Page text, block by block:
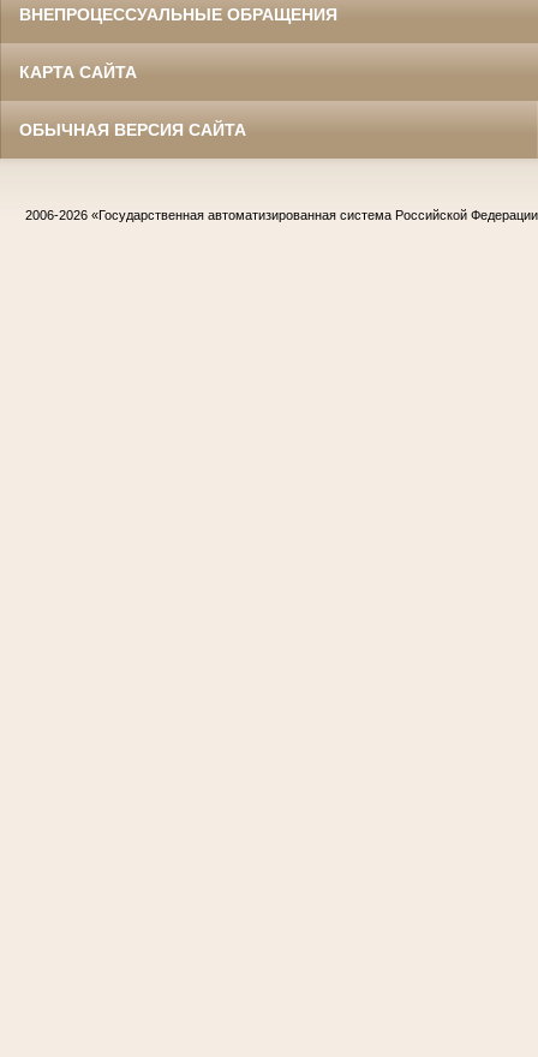
ВНЕПРОЦЕССУАЛЬНЫЕ ОБРАЩЕНИЯ
КАРТА САЙТА
ОБЫЧНАЯ ВЕРСИЯ САЙТА
2006-2026 «Государственная автоматизированная система Российской